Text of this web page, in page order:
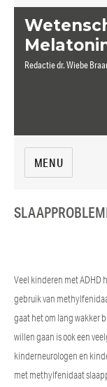
Redactie dr. Wiebe
MENU
Veel kinderen met ADHD
gebruik van
gaat het om lang wakker
willen gaan is ook een
kinderneurologen en
met methylfenidaat